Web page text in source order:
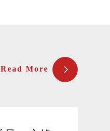
Read More